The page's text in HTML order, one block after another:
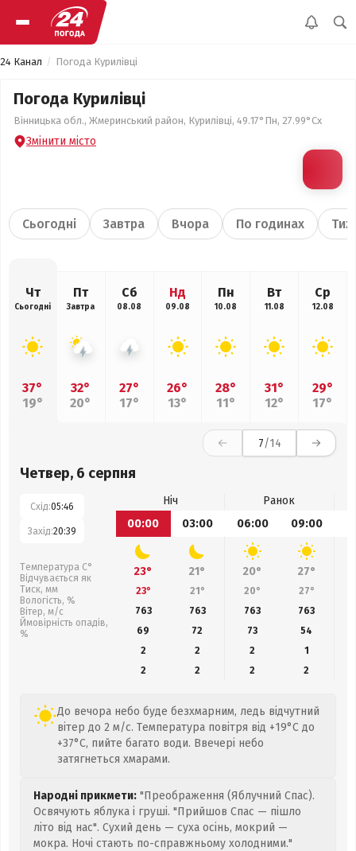
24 Канал Погода Курилівці
Погода Курилівці
Вінницька обл., Жмеринський район, Курилівці, 49.17°Пн, 27.99°Сх
Змінити місто
Сьогодні Завтра Вчора По годинах
Чт
Сьогодні
37°
19°
Пт
Завтра
32°
20°
Сб
08.08
27°
17°
Нд
09.08
26°
13°
Пн
10.08
28°
11°
Вт
11.08
31°
12°
Ср
12.08
29°
17°
7/14
Четвер, 6 серпня
Схід:05:46
Захід:20:39
Температура С°
Відчувається як
Тиск, мм
Вологість, %
Вітер, м/с
Ймовірність опадів,
%
Ніч
Ранок
00:00
03:00 06:00 09:00
23° 21° 20° 27°
23° 21° 20° 27°
763
763 763 763
69
72 73
54
2
2 2
1
2
2 2 2
До вечора небо буде безхмарним, ледь відчутний
вітер до 2 м/с. Температура повітря від +19°C до
+37°C, пийте багато води. Ввечері небо
затягнеться хмарами.
Народні прикмети: "Преображення (Яблучний Спас).
Освячують яблука і груші. "Прийшов Спас — пішло
літо від нас". Сухий день — суха осінь, мокрий —
мокра. Ночі стають по-справжньому холодними."